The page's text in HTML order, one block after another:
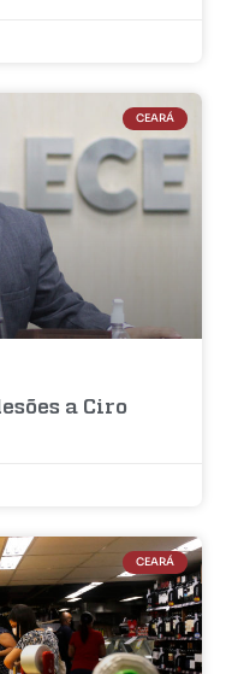
CEARÁ
a Ciro
CEARÁ